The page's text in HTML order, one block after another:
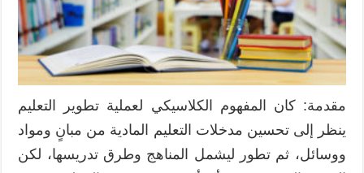
مقدمة: كان المفهوم الكلاسيكي لعملية تطوير التعليم
ينظر إلى تحسين مدخلات التعليم المادية من مبانٍ ومواد
ووسائل، ثم تطور ليشمل المناهج وطرق تدريسها، لكن